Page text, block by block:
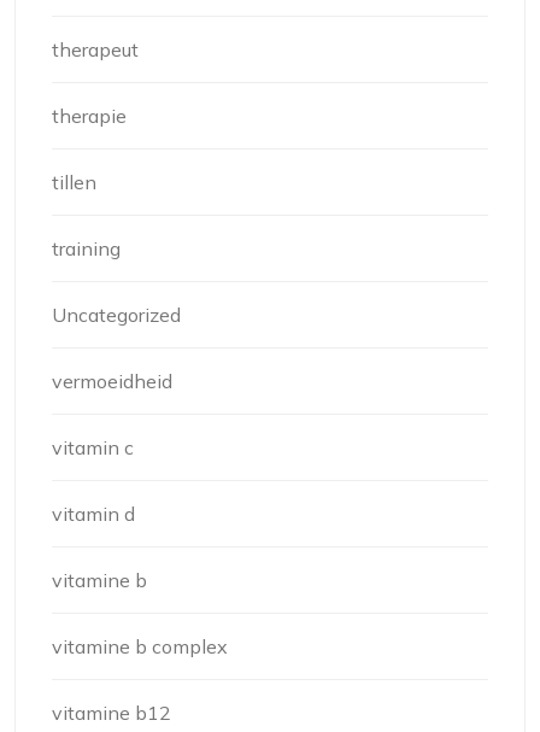
therapeut
therapie
tillen
training
Uncategorized
vermoeidheid
vitamin c
vitamin d
vitamine b
vitamine b complex
vitamine b12